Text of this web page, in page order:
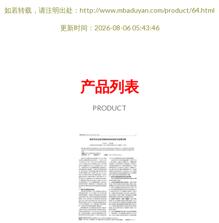
如若转载，请注明出处：http://www.mbaduyan.com/product/64.html
更新时间：2026-08-06 05:43:46
产品列表
PRODUCT